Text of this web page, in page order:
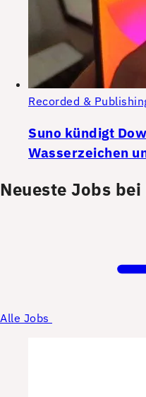
Recorded &
Suno kündigt
Wasserzeichen
Neueste Jobs
Alle Jobs